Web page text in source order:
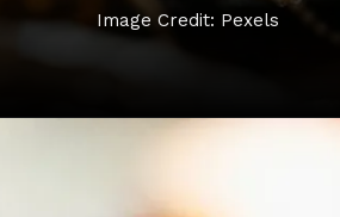
Image Credit: Pexels